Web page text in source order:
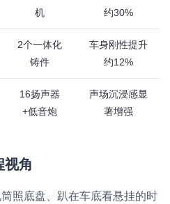
机
约30%
2个一体化
铸件
车身刚性提升
约12%
16扬声器
+低音炮
声场沉浸感显
著增强
视角
照底盘、趴在车底看悬挂的时